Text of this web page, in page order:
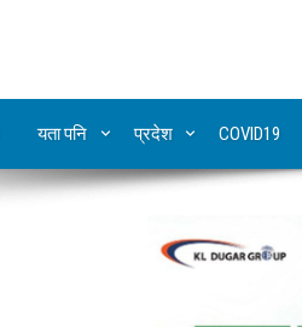
यता पनि प्रदेश COVID19